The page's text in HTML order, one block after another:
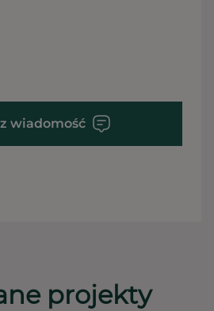
wiadomość
projekty